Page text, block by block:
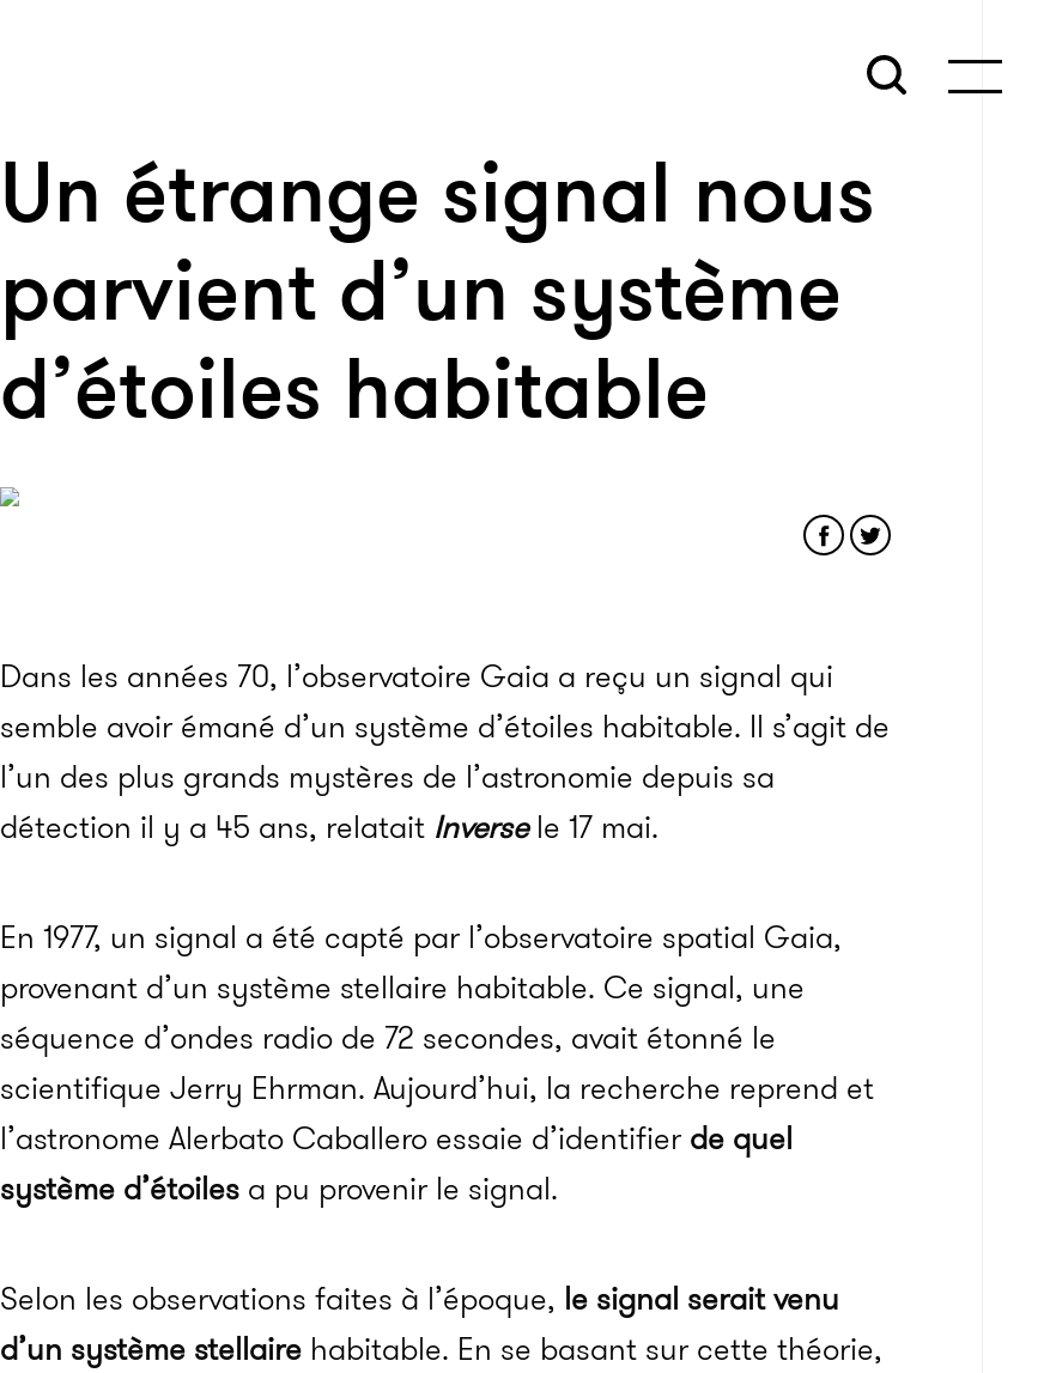
Un étrange signal nous
parvient d’un système
d’étoiles habitable
Dans les années 70, l’observatoire Gaia a reçu un signal qui
semble avoir émané d’un système d’étoiles habitable. Il s’agit de
l’un des plus grands mystères de l’astronomie depuis sa
détection il y a 45 ans, relatait Inversele 17 mai.
En 1977, un signal a été capté par l’observatoire spatial Gaia,
provenant d’un système stellaire habitable. Ce signal, une
séquence d’ondes radio de 72 secondes, avait étonné le
scientifique Jerry Ehrman. Aujourd’hui, la recherche reprend et
l’astronome Alerbato Caballero essaie d’identifier de quel
système d’étoiles a pu provenir le signal.
Selon les observations faites à l’époque, le signal serait venu
d’un système stellaire habitable. En se basant sur cette théorie,